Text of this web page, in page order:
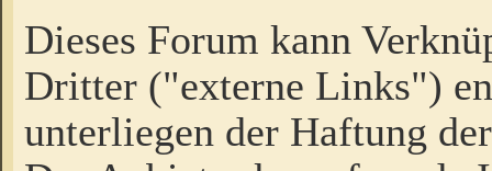
Dieses Forum kann
Dritter ("externe Links")
unterliegen der Haftung